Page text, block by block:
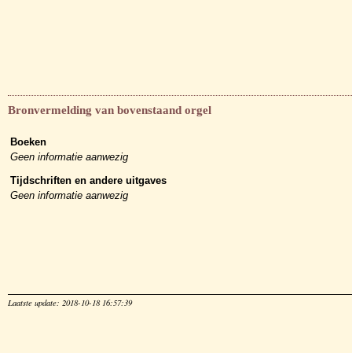
Bronvermelding van bovenstaand orgel
Boeken
Geen informatie aanwezig
Tijdschriften en andere uitgaves
Geen informatie aanwezig
Laatste update: 2018-10-18 16:57:39